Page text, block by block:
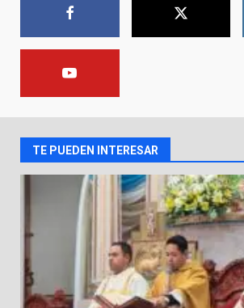
5 de agosto de 2026
2
FUEGO A LA
5 de agosto de 2026
Muere peatón
motociclista en
4 de agosto de 2026
Valle de Santiago
José Antonio
Cárdenas, “El
TE PUEDEN INTERESAR